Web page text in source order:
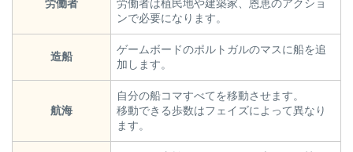
労働者
労働者は植民地や建築家、恩恵のアクショ
ンで必要になります。
造船
ゲームボードのポルトガルのマスに船を追
加します。
航海
自分の船コマすべてを移動させます。
移動できる歩数はフェイズによって異なり
ます。